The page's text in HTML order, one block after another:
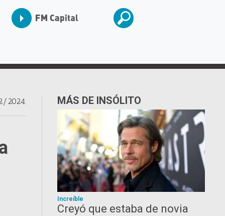
2024. MÁS DE INSÓLITO
Increíble
Creyó que estaba de novia